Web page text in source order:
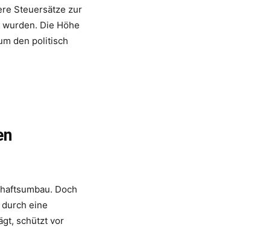
Steuersätze zur
Die Höhe
den politisch
Doch
eine
schützt vor